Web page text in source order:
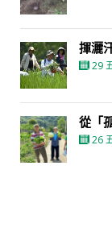
揮灑
29
從「
26